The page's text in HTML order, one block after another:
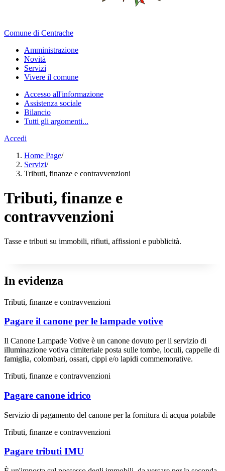
Comune di Centrache
Amministrazione
Novità
Servizi
Vivere il comune
Accesso all'informazione
Assistenza sociale
Bilancio
Tutti gli argomenti...
Accedi
Home Page/
Servizi/
Tributi, finanze e contravvenzioni
Tributi, finanze e
contravvenzioni
Tasse e tributi su immobili, rifiuti, affissioni e pubblicità.
In evidenza
Tributi, finanze e contravvenzioni
Pagare il canone per le lampade votive
Il Canone Lampade Votive è un canone dovuto per il servizio di
illuminazione votiva cimiteriale posta sulle tombe, loculi, cappelle di
famiglia, colombari, ossari, cippi e/o lapidi commemorative.
Tributi, finanze e contravvenzioni
Pagare canone idrico
Servizio di pagamento del canone per la fornitura di acqua potabile
Tributi, finanze e contravvenzioni
Pagare tributi IMU